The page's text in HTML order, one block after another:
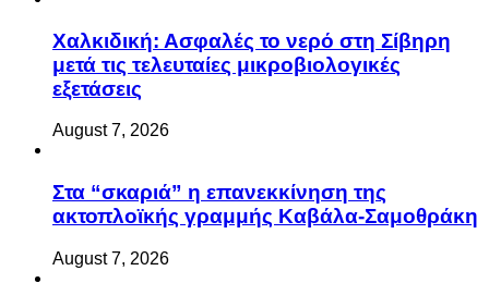
Χαλκιδική: Ασφαλές το νερό στη Σίβηρη
μετά τις τελευταίες μικροβιολογικές
εξετάσεις
August 7, 2026
Στα “σκαριά” η επανεκκίνηση της
ακτοπλοϊκής γραμμής Καβάλα-Σαμοθράκη
August 7, 2026